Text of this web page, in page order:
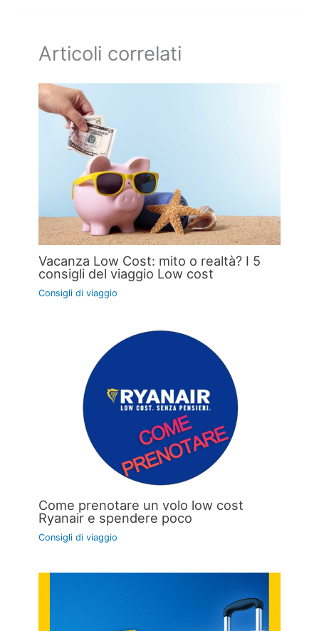
Articoli correlati
Vacanza Low Cost: mito o realtà? I 5
consigli del viaggio Low cost
Consigli di viaggio
Come prenotare un volo low cost
Ryanair e spendere poco
Consigli di viaggio